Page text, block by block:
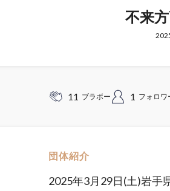
不来
11 ブラボー 1 フォロワ
団体紹介
2025年3月29日(土)岩手